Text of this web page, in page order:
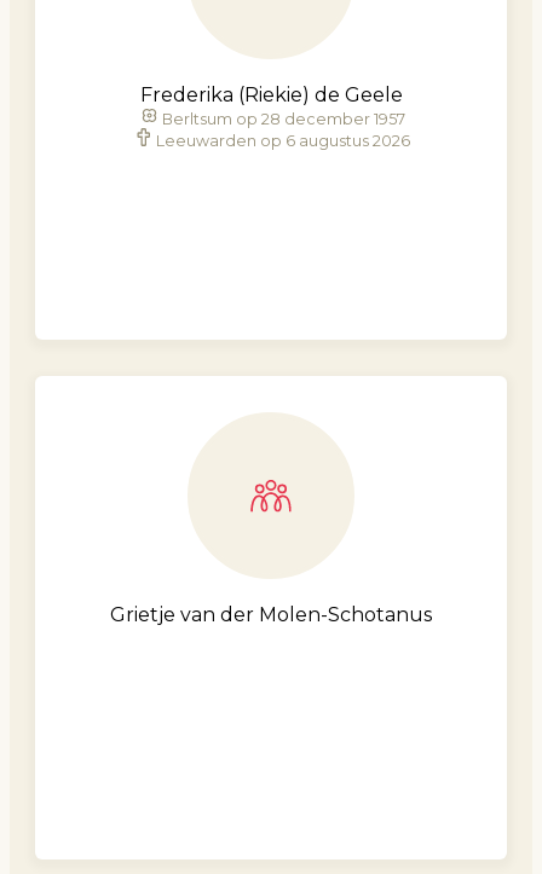
Frederika (Riekie) de Geele
Berltsum op 28 december 1957
Leeuwarden op 6 augustus 2026
Grietje van der Molen-Schotanus